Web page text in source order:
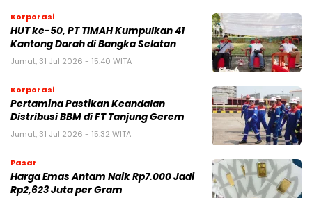
Korporasi
HUT ke-50, PT TIMAH Kumpulkan 41
Kantong Darah di Bangka Selatan
Jumat, 31 Jul 2026 - 15:40 WITA
Korporasi
Pertamina Pastikan Keandalan
Distribusi BBM di FT Tanjung Gerem
Jumat, 31 Jul 2026 - 15:32 WITA
Pasar
Harga Emas Antam Naik Rp7.000 Jadi
Rp2,623 Juta per Gram